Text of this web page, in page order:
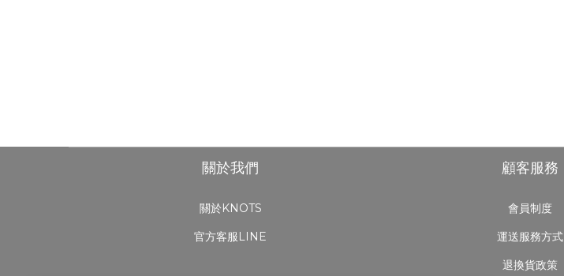
關於我們
關於KNOTS
官方客服LINE
顧客服務
會員制度
運送服務方式
退換貨政策